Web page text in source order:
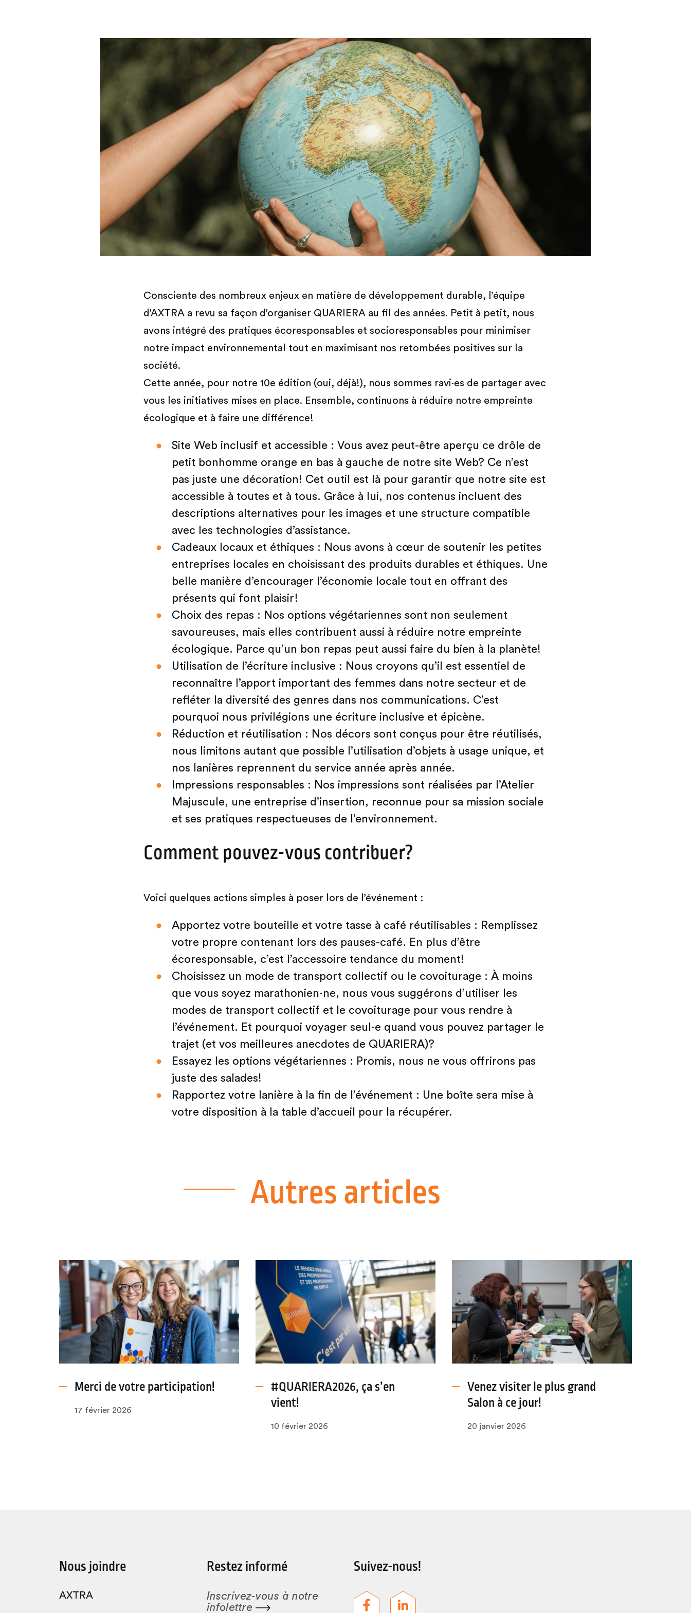
Consciente des nombreux enjeux en matière de développement durable, l’équipe
d’AXTRA a revu sa façon d’organiser QUARIERA au fil des années. Petit à petit, nous
avons intégré des pratiques écoresponsables et socioresponsables pour minimiser
notre impact environnemental tout en maximisant nos retombées positives sur la
société.
Cette année, pour notre 10e édition (oui, déjà!), nous sommes ravi·es de partager avec
vous les initiatives mises en place. Ensemble, continuons à réduire notre empreinte
écologique et à faire une différence!
Site Web inclusif et accessible : Vous avez peut-être aperçu ce drôle de
petit bonhomme orange en bas à gauche de notre site Web? Ce n’est
pas juste une décoration! Cet outil est là pour garantir que notre site est
accessible à toutes et à tous. Grâce à lui, nos contenus incluent des
descriptions alternatives pour les images et une structure compatible
avec les technologies d’assistance.
Cadeaux locaux et éthiques : Nous avons à cœur de soutenir les petites
entreprises locales en choisissant des produits durables et éthiques. Une
belle manière d’encourager l’économie locale tout en offrant des
présents qui font plaisir!
Choix des repas : Nos options végétariennes sont non seulement
savoureuses, mais elles contribuent aussi à réduire notre empreinte
écologique. Parce qu’un bon repas peut aussi faire du bien à la planète!
Utilisation de l’écriture inclusive : Nous croyons qu’il est essentiel de
reconnaître l’apport important des femmes dans notre secteur et de
refléter la diversité des genres dans nos communications. C’est
pourquoi nous privilégions une écriture inclusive et épicène.
Réduction et réutilisation : Nos décors sont conçus pour être réutilisés,
nous limitons autant que possible l’utilisation d’objets à usage unique, et
nos lanières reprennent du service année après année.
Impressions responsables : Nos impressions sont réalisées par l’Atelier
Majuscule, une entreprise d’insertion, reconnue pour sa mission sociale
et ses pratiques respectueuses de l’environnement.
Comment pouvez-vous contribuer?
Voici quelques actions simples à poser lors de l’événement :
Apportez votre bouteille et votre tasse à café réutilisables : Remplissez
votre propre contenant lors des pauses-café. En plus d’être
écoresponsable, c’est l’accessoire tendance du moment!
Choisissez un mode de transport collectif ou le covoiturage : À moins
que vous soyez marathonien·ne, nous vous suggérons d’utiliser les
modes de transport collectif et le covoiturage pour vous rendre à
l’événement. Et pourquoi voyager seul·e quand vous pouvez partager le
trajet (et vos meilleures anecdotes de QUARIERA)?
Essayez les options végétariennes : Promis, nous ne vous offrirons pas
juste des salades!
Rapportez votre lanière à la fin de l’événement : Une boîte sera mise à
votre disposition à la table d’accueil pour la récupérer.
Autres articles
Merci de votre participation!
17 février 2026
#QUARIERA2026, ça s’en
vient!
10 février 2026
Venez visiter le plus grand
Salon à ce jour!
20 janvier 2026
Nous joindre
AXTRA
Restez informé
Inscrivez-vous à notre
infolettre
Suivez-nous!